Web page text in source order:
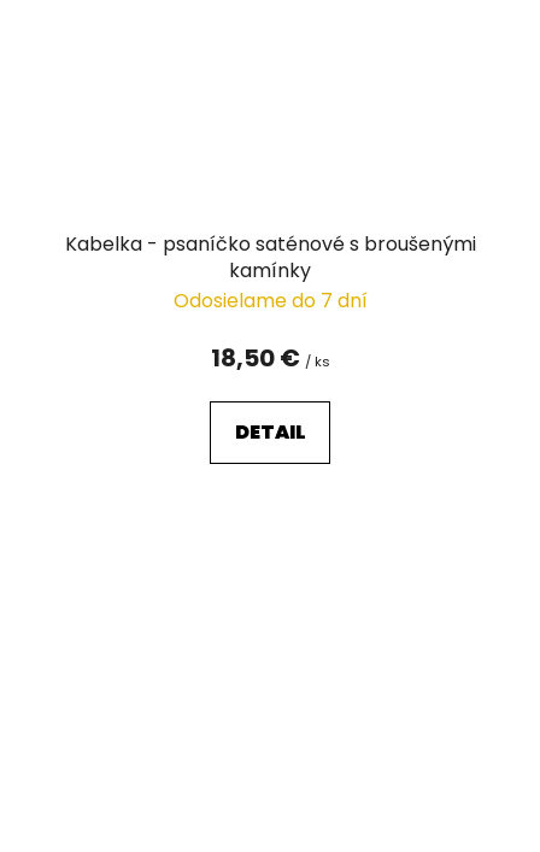
Kabelka - psaníčko saténové s broušenými
kamínky
Odosielame do 7 dní
18,50 € / ks
DETAIL